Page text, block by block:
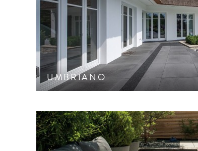
UMBRIANO
Gemaserte Oberfläche mit der
Schutz CF